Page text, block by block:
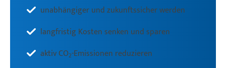
unabhängiger und zukunftssicher werden
langfristig Kosten senken und sparen
aktiv CO2-Emissionen reduzieren